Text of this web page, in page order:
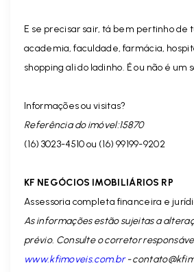
E se precisar sair, tá bem pertinho de
academia, faculdade, farmácia,
shopping ali do ladinho. É ou não é um
Informações ou visitas?
Referência do imóvel:15870
(16) 3023-4510 ou (16) 99199-9202
KF NEGÓCIOS IMOBILIÁRIOS RP
Assessoria completa financeira e
As informações estão sujeitas a
prévio. Consulte o corretor
www.kfimoveis.com.br-